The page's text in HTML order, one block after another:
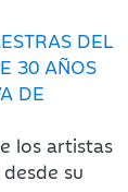
DEL
30 AÑOS
DE
los artistas
su